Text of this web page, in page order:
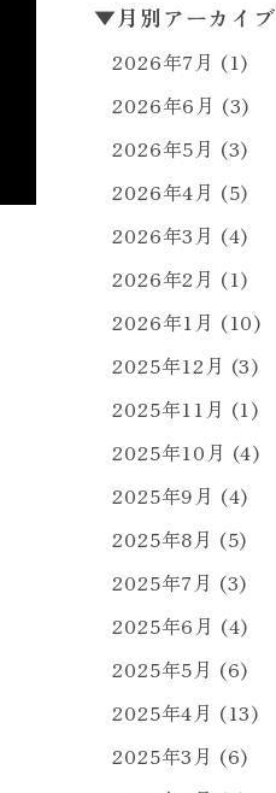
▼月別アーカイブ
2026年7月 (1)
2026年6月 (3)
2026年5月 (3)
2026年4月 (5)
2026年3月 (4)
2026年2月 (1)
2026年1月 (10)
2025年12月 (3)
2025年11月 (1)
2025年10月 (4)
2025年9月 (4)
2025年8月 (5)
2025年7月 (3)
2025年6月 (4)
2025年5月 (6)
2025年4月 (13)
2025年3月 (6)